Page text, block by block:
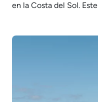
en la Costa del Sol.
de instalaciones,